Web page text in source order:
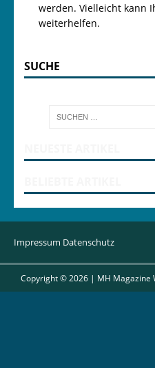
werden. Vielleicht kann
weiterhelfen.
SUCHE
Impressum Datenschutz
Copyright © 2026 | MH Magazine